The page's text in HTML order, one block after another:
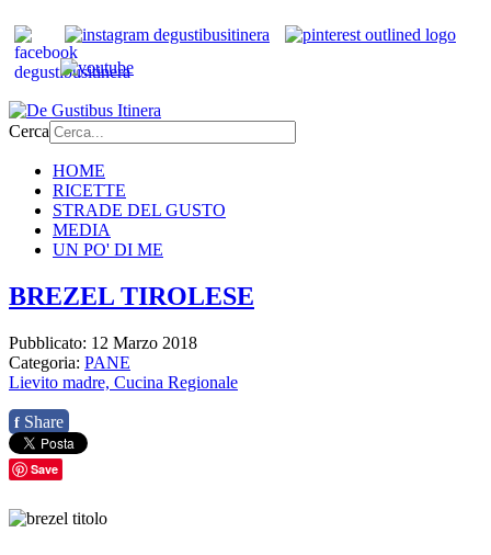
Cerca
HOME
RICETTE
STRADE DEL GUSTO
MEDIA
UN PO' DI ME
BREZEL TIROLESE
Pubblicato: 12 Marzo 2018
Categoria: PANE
Lievito madre, Cucina Regionale
f Share
Save